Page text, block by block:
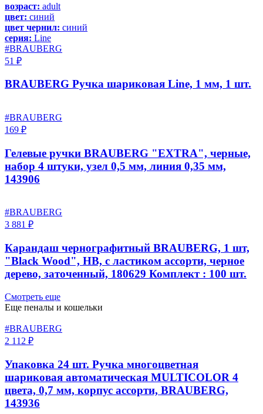
возраст: adult
цвет: синий
цвет чернил: синий
серия: Line
#BRAUBERG
51 ₽
BRAUBERG Ручка шариковая Line, 1 мм, 1 шт.
#BRAUBERG
169 ₽
Гелевые ручки BRAUBERG "EXTRA", черные,
набор 4 штуки, узел 0,5 мм, линия 0,35 мм,
143906
#BRAUBERG
3 881 ₽
Карандаш чернографитный BRAUBERG, 1 шт,
"Black Wood", НВ, с ластиком ассорти, черное
дерево, заточенный, 180629 Комплект : 100 шт.
Смотреть еще
Еще пеналы и кошельки
#BRAUBERG
2 112 ₽
Упаковка 24 шт. Ручка многоцветная
шариковая автоматическая MULTICOLOR 4
цвета, 0,7 мм, корпус ассорти, BRAUBERG,
143936